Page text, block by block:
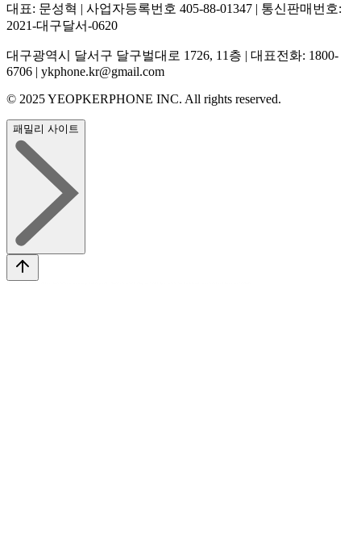
대표: 문성혁 | 사업자등록번호 405-88-01347 | 통신판매번호:
2021-대구달서-0620
대구광역시 달서구 달구벌대로 1726, 11층 | 대표전화: 1800-
6706 | ykphone.kr@gmail.com
© 2025 YEOPKERPHONE INC. All rights reserved.
패밀리 사이트